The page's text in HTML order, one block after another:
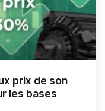
prix de son
les bases